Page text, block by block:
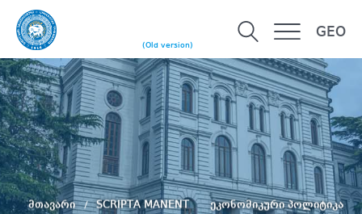
(Old version)
GEO
მთავარი SCRIPTA MANENT
ეკონომიკური პოლიტიკა